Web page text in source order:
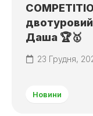
Даша 🏆🥇
23 Грудня,
Новини